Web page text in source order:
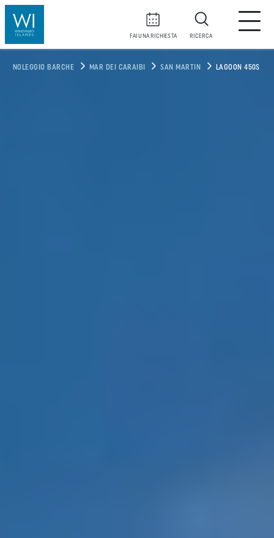
FAI UNA RICHIESTA RICERCA
NOLEGGIO BARCHE MAR DEI CARAIBI SAN MARTIN LAGOON 450S